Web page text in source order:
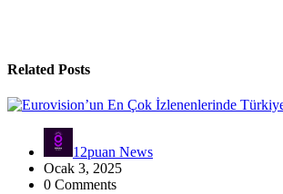
Related Posts
12puan News
Ocak 3, 2025
0 Comments